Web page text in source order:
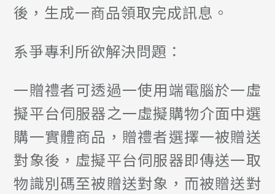
後，生成一商品領取完成訊息。
系爭專利所欲解決問題：
一贈禮者可透過一使用端電腦於一虛
擬平台伺服器之一虛擬購物介面中選
購一實體商品，贈禮者選擇一被贈送
對象後，虛擬平台伺服器即傳送一取
物識別碼至被贈送對象，而被贈送對